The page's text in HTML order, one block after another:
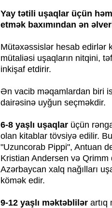
Yay tətili uşaqlar üçün
etmək baxımından ən
Mütəxəssislər hesab edirlər
mütaliəsi uşaqların nitqini,
inkişaf etdirir.
Ən vacib məqamlardan biri
dairəsinə uyğun seçməkdir.
6-8 yaşlı uşaqlar üçün
olan kitablar tövsiyə edilir.
"Uzuncorab Pippi", Antuan
Kristian Andersen və Qrimm
Azərbaycan xalq nağılları
kömək edir.
9-12 yaşlı məktəblilər artıq